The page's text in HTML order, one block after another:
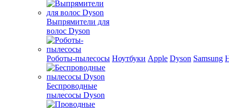
Выпрямители для
волос Dyson
Роботы-пылесосы
Беспроводные
пылесосы Dyson
Ноутбуки Apple Dyson Samsung